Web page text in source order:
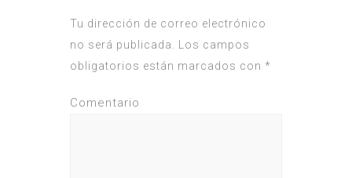
Tu dirección de correo electrónico
no será publicada. Los campos
obligatorios están marcados con *
Comentario